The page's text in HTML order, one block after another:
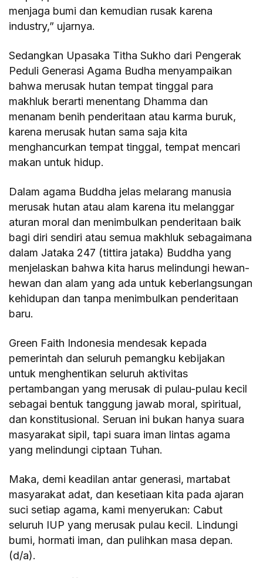
menjaga bumi dan kemudian rusak karena
industry,” ujarnya.
Sedangkan Upasaka Titha Sukho dari Pengerak
Peduli Generasi Agama Budha menyampaikan
bahwa merusak hutan tempat tinggal para
makhluk berarti menentang Dhamma dan
menanam benih penderitaan atau karma buruk,
karena merusak hutan sama saja kita
menghancurkan tempat tinggal, tempat mencari
makan untuk hidup.
Dalam agama Buddha jelas melarang manusia
merusak hutan atau alam karena itu melanggar
aturan moral dan menimbulkan penderitaan baik
bagi diri sendiri atau semua makhluk sebagaimana
dalam Jataka 247 (tittira jataka) Buddha yang
menjelaskan bahwa kita harus melindungi hewan-
hewan dan alam yang ada untuk keberlangsungan
kehidupan dan tanpa menimbulkan penderitaan
baru.
Green Faith Indonesia mendesak kepada
pemerintah dan seluruh pemangku kebijakan
untuk menghentikan seluruh aktivitas
pertambangan yang merusak di pulau-pulau kecil
sebagai bentuk tanggung jawab moral, spiritual,
dan konstitusional. Seruan ini bukan hanya suara
masyarakat sipil, tapi suara iman lintas agama
yang melindungi ciptaan Tuhan.
Maka, demi keadilan antar generasi, martabat
masyarakat adat, dan kesetiaan kita pada ajaran
suci setiap agama, kami menyerukan: Cabut
seluruh IUP yang merusak pulau kecil. Lindungi
bumi, hormati iman, dan pulihkan masa depan.
(d/a).